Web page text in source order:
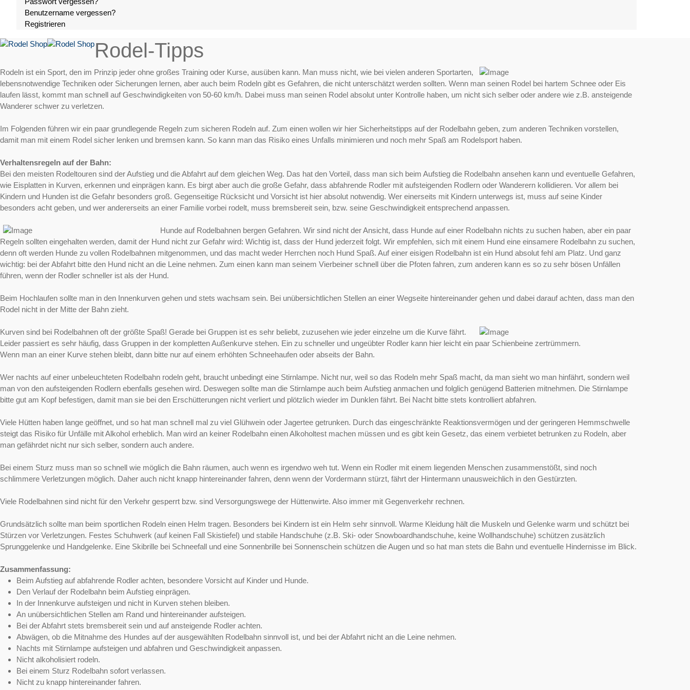
Benutzername vergessen?
Registrieren
Rodel-Tipps
Rodeln ist ein Sport, den im Prinzip jeder ohne großes Training oder Kurse, ausüben kann. Man muss nicht, wie bei vielen anderen Sportarten,
lebensnotwendige Techniken oder Sicherungen lernen, aber auch beim Rodeln gibt es Gefahren, die nicht unterschätzt werden sollten. Wenn man seinen Rodel bei hartem Schnee oder Eis
laufen lässt, kommt man schnell auf Geschwindigkeiten von 50-60 km/h. Dabei muss man seinen Rodel absolut unter Kontrolle haben, um nicht sich selber oder andere wie z.B. ansteigende
Wanderer schwer zu verletzen.
Im Folgenden führen wir ein paar grundlegende Regeln zum sicheren Rodeln auf. Zum einen wollen wir hier Sicherheitstipps auf der Rodelbahn geben, zum anderen Techniken vorstellen,
damit man mit einem Rodel sicher lenken und bremsen kann. So kann man das Risiko eines Unfalls minimieren und noch mehr Spaß am Rodelsport haben.
Verhaltensregeln auf der Bahn:
Bei den meisten Rodeltouren sind der Aufstieg und die Abfahrt auf dem gleichen Weg. Das hat den Vorteil, dass man sich beim Aufstieg die Rodelbahn ansehen kann und eventuelle Gefahren,
wie Eisplatten in Kurven, erkennen und einprägen kann. Es birgt aber auch die große Gefahr, dass abfahrende Rodler mit aufsteigenden Rodlern oder Wanderern kollidieren. Vor allem bei
Kindern und Hunden ist die Gefahr besonders groß. Gegenseitige Rücksicht und Vorsicht ist hier absolut notwendig. Wer einerseits mit Kindern unterwegs ist, muss auf seine Kinder
besonders acht geben, und wer andererseits an einer Familie vorbei rodelt, muss bremsbereit sein, bzw. seine Geschwindigkeit entsprechend anpassen.
Hunde auf Rodelbahnen bergen Gefahren. Wir sind nicht der Ansicht, dass Hunde auf einer Rodelbahn nichts zu suchen haben, aber ein paar
Regeln sollten eingehalten werden, damit der Hund nicht zur Gefahr wird: Wichtig ist, dass der Hund jederzeit folgt. Wir empfehlen, sich mit einem Hund eine einsamere Rodelbahn zu suchen,
denn oft werden Hunde zu vollen Rodelbahnen mitgenommen, und das macht weder Herrchen noch Hund Spaß. Auf einer eisigen Rodelbahn ist ein Hund absolut fehl am Platz. Und ganz
wichtig: bei der Abfahrt bitte den Hund nicht an die Leine nehmen. Zum einen kann man seinem Vierbeiner schnell über die Pfoten fahren, zum anderen kann es so zu sehr bösen Unfällen
führen, wenn der Rodler schneller ist als der Hund.
Beim Hochlaufen sollte man in den Innenkurven gehen und stets wachsam sein. Bei unübersichtlichen Stellen an einer Wegseite hintereinander gehen und dabei darauf achten, dass man den
Rodel nicht in der Mitte der Bahn zieht.
Kurven sind bei Rodelbahnen oft der größte Spaß! Gerade bei Gruppen ist es sehr beliebt, zuzusehen wie jeder einzelne um die Kurve fährt.
Leider passiert es sehr häufig, dass Gruppen in der kompletten Außenkurve stehen. Ein zu schneller und ungeübter Rodler kann hier leicht ein paar Schienbeine zertrümmern.
Wenn man an einer Kurve stehen bleibt, dann bitte nur auf einem erhöhten Schneehaufen oder abseits der Bahn.
Wer nachts auf einer unbeleuchteten Rodelbahn rodeln geht, braucht unbedingt eine Stirnlampe. Nicht nur, weil so das Rodeln mehr Spaß macht, da man sieht wo man hinfährt, sondern weil
man von den aufsteigenden Rodlern ebenfalls gesehen wird. Deswegen sollte man die Stirnlampe auch beim Aufstieg anmachen und folglich genügend Batterien mitnehmen. Die Stirnlampe
bitte gut am Kopf befestigen, damit man sie bei den Erschütterungen nicht verliert und plötzlich wieder im Dunklen fährt. Bei Nacht bitte stets kontrolliert abfahren.
Viele Hütten haben lange geöffnet, und so hat man schnell mal zu viel Glühwein oder Jagertee getrunken. Durch das eingeschränkte Reaktionsvermögen und der geringeren Hemmschwelle
steigt das Risiko für Unfälle mit Alkohol erheblich. Man wird an keiner Rodelbahn einen Alkoholtest machen müssen und es gibt kein Gesetz, das einem verbietet betrunken zu Rodeln, aber
man gefährdet nicht nur sich selber, sondern auch andere.
Bei einem Sturz muss man so schnell wie möglich die Bahn räumen, auch wenn es irgendwo weh tut. Wenn ein Rodler mit einem liegenden Menschen zusammenstößt, sind noch
schlimmere Verletzungen möglich. Daher auch nicht knapp hintereinander fahren, denn wenn der Vordermann stürzt, fährt der Hintermann unausweichlich in den Gestürzten.
Viele Rodelbahnen sind nicht für den Verkehr gesperrt bzw. sind Versorgungswege der Hüttenwirte. Also immer mit Gegenverkehr rechnen.
Grundsätzlich sollte man beim sportlichen Rodeln einen Helm tragen. Besonders bei Kindern ist ein Helm sehr sinnvoll. Warme Kleidung hält die Muskeln und Gelenke warm und schützt bei
Stürzen vor Verletzungen. Festes Schuhwerk (auf keinen Fall Skistiefel) und stabile Handschuhe (z.B. Ski- oder Snowboardhandschuhe, keine Wollhandschuhe) schützen zusätzlich
Sprunggelenke und Handgelenke. Eine Skibrille bei Schneefall und eine Sonnenbrille bei Sonnenschein schützen die Augen und so hat man stets die Bahn und eventuelle Hindernisse im Blick.
Zusammenfassung:
Beim Aufstieg auf abfahrende Rodler achten, besondere Vorsicht auf Kinder und Hunde.
Den Verlauf der Rodelbahn beim Aufstieg einprägen.
In der Innenkurve aufsteigen und nicht in Kurven stehen bleiben.
An unübersichtlichen Stellen am Rand und hintereinander aufsteigen.
Bei der Abfahrt stets bremsbereit sein und auf ansteigende Rodler achten.
Abwägen, ob die Mitnahme des Hundes auf der ausgewählten Rodelbahn sinnvoll ist, und bei der Abfahrt nicht an die Leine nehmen.
Nachts mit Stirnlampe aufsteigen und abfahren und Geschwindigkeit anpassen.
Nicht alkoholisiert rodeln.
Bei einem Sturz Rodelbahn sofort verlassen.
Nicht zu knapp hintereinander fahren.